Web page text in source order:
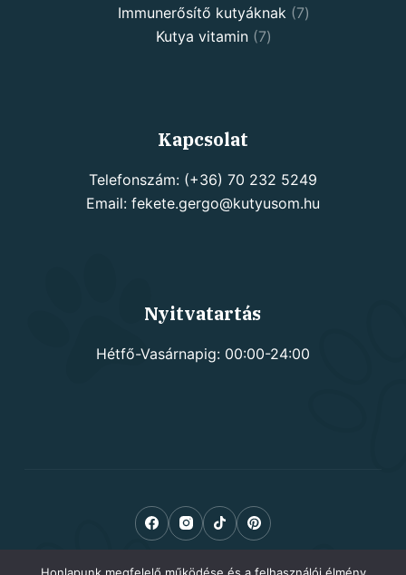
Immunerősítő kutyáknak 77
Kutya vitamin 77
Kapcsolat
Telefonszám: (+36) 70 232 5249
Email: fekete.gergo@kutyusom.hu
Nyitvatartás
Hétfő-Vasárnapig: 00:00-24:00